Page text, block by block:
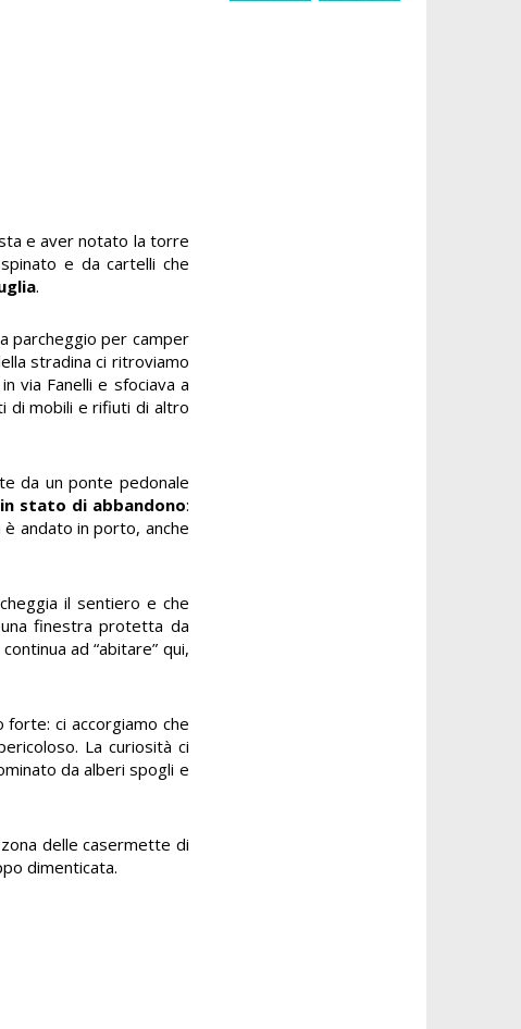
e aver notato la torre
e da cartelli che
.
parcheggio per camper
stradina ci ritroviamo
via Fanelli e sfociava a
di mobili e rifiuti di altro
da un ponte pedonale
stato di abbandono:
andato in porto, anche
il sentiero e che
finestra protetta da
ad “abitare” qui,
forte: ci accorgiamo che
La curiosità ci
da alberi spogli e
delle casermette di
dimenticata.